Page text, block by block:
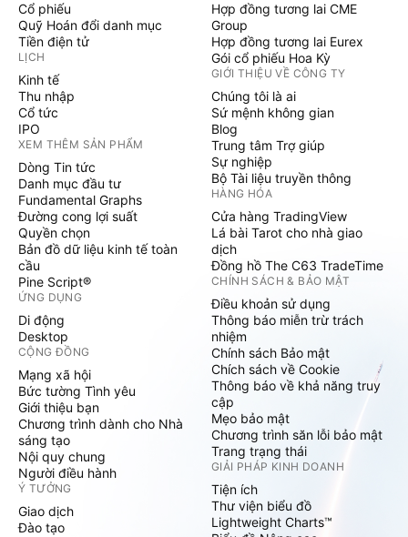
Cổ phiếu
Quỹ Hoán đổi danh mục
Tiền điện tử
LỊCH
Kinh tế
Thu nhập
Cổ tức
IPO
XEM THÊM SẢN PHẨM
Dòng Tin tức
Danh mục đầu tư
Fundamental Graphs
Đường cong lợi suất
Quyền chọn
Bản đồ dữ liệu kinh tế toàn
cầu
Pine Script®
ỨNG DỤNG
Di động
Desktop
CỘNG ĐỒNG
Mạng xã hội
Bức tường Tình yêu
Giới thiệu bạn
Chương trình dành cho Nhà
sáng tạo
Nội quy chung
Người điều hành
Ý TƯỞNG
Giao dịch
Đào tạo
Hợp đồng tương lai CME
Group
Hợp đồng tương lai Eurex
Gói cổ phiếu Hoa Kỳ
GIỚI THIỆU VỀ CÔNG TY
Chúng tôi là ai
Sứ mệnh không gian
Blog
Trung tâm Trợ giúp
Sự nghiệp
Bộ Tài liệu truyền thông
HÀNG HÓA
Cửa hàng TradingView
Lá bài Tarot cho nhà giao
dịch
Đồng hồ The C63 TradeTime
CHÍNH SÁCH & BẢO MẬT
Điều khoản sử dụng
Thông báo miễn trừ trách
nhiệm
Chính sách Bảo mật
Chích sách về Cookie
Thông báo về khả năng truy
cập
Mẹo bảo mật
Chương trình săn lỗi bảo mật
Trang trạng thái
GIẢI PHÁP KINH DOANH
Tiện ích
Thư viện biểu đồ
Lightweight Charts™